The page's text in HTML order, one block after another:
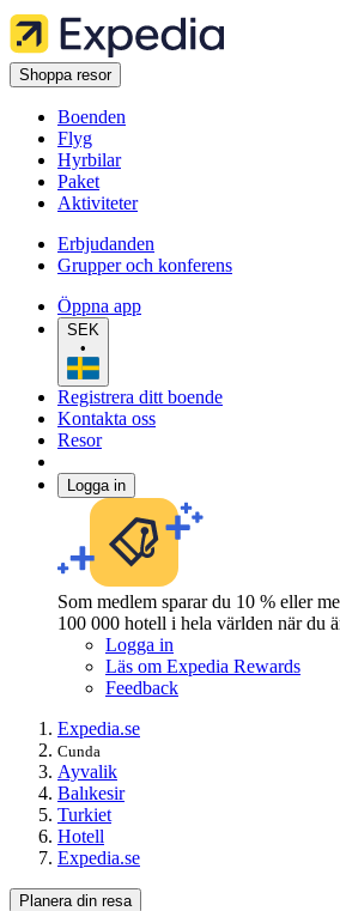
Shoppa resor
Boenden
Flyg
Hyrbilar
Paket
Aktiviteter
Erbjudanden
Grupper och konferens
Öppna app
SEK
•
Registrera ditt boende
Kontakta oss
Resor
Logga in
Som medlem sparar du 10 % eller
100 000 hotell i hela världen när du
Logga in
Läs om Expedia Rewards
Feedback
Expedia.se
Cunda
Ayvalik
Balıkesir
Turkiet
Hotell
Expedia.se
Planera din resa